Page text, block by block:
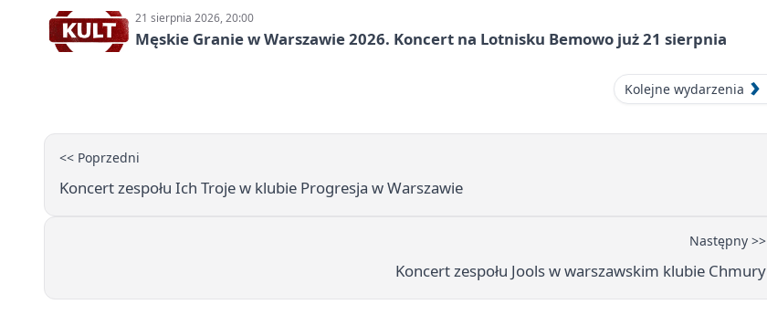
21 sierpnia 2026, 20:00
Męskie Granie w Warszawie 2026. Koncert na Lotnisku Bemowo już 21 sierpnia
Kolejne wydarzenia
<< Poprzedni
Koncert zespołu Ich Troje w klubie Progresja w Warszawie
Następny >>
Koncert zespołu Jools w warszawskim klubie Chmury